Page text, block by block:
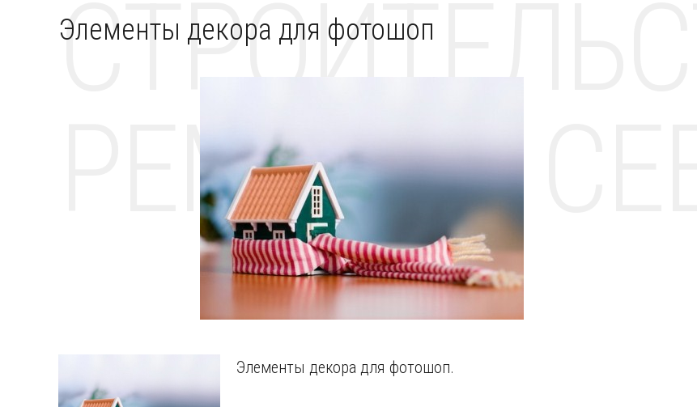
РЕМОНТЕ
Элементы декора для фотошоп
Элементы декора для фотошоп.